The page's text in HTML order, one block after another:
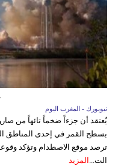
نيويورك - المغرب اليوم
بسطح القمر في إحدى المناطق
ترصد موقع الاصطدام وتؤكد
الت... المزيد